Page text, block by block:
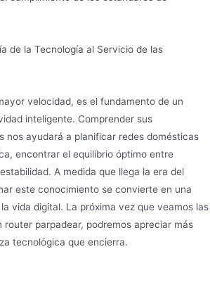
de la Tecnología al Servicio de las
velocidad, es el fundamento de un
inteligente. Comprender sus
nos ayudará a planificar redes domésticas
encontrar el equilibrio óptimo entre
A medida que llega la era del
este conocimiento se convierte en una
vida digital. La próxima vez que veamos las
router parpadear, podremos apreciar más
tecnológica que encierra.